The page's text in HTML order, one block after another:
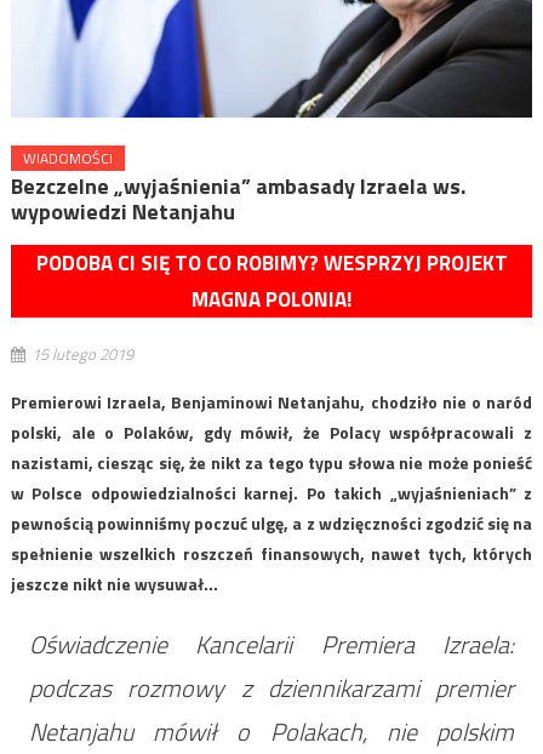
WIADOMOŚCI
Bezczelne „wyjaśnienia” ambasady Izraela ws.
wypowiedzi Netanjahu
PODOBA CI SIĘ TO CO ROBIMY? WESPRZYJ PROJEKT
MAGNA POLONIA!
15 lutego 2019
Premierowi Izraela, Benjaminowi Netanjahu, chodziło nie o naród
polski, ale o Polaków, gdy mówił, że Polacy współpracowali z
nazistami, ciesząc się, że nikt za tego typu słowa nie może ponieść
w Polsce odpowiedzialności karnej. Po takich „wyjaśnieniach” z
pewnością powinniśmy poczuć ulgę, a z wdzięczności zgodzić się na
spełnienie wszelkich roszczeń finansowych, nawet tych, których
jeszcze nikt nie wysuwał…
Oświadczenie Kancelarii Premiera Izraela:
podczas rozmowy z dziennikarzami premier
Netanjahu mówił o Polakach, nie polskim